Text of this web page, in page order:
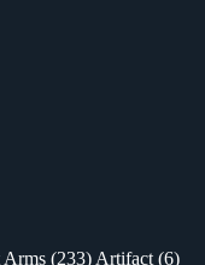
Arms (233) Artifact (6)